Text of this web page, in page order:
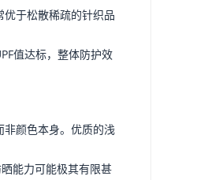
于松散稀疏的针织品
值达标，整体防护效
颜色本身。优质的浅
能力可能极其有限甚